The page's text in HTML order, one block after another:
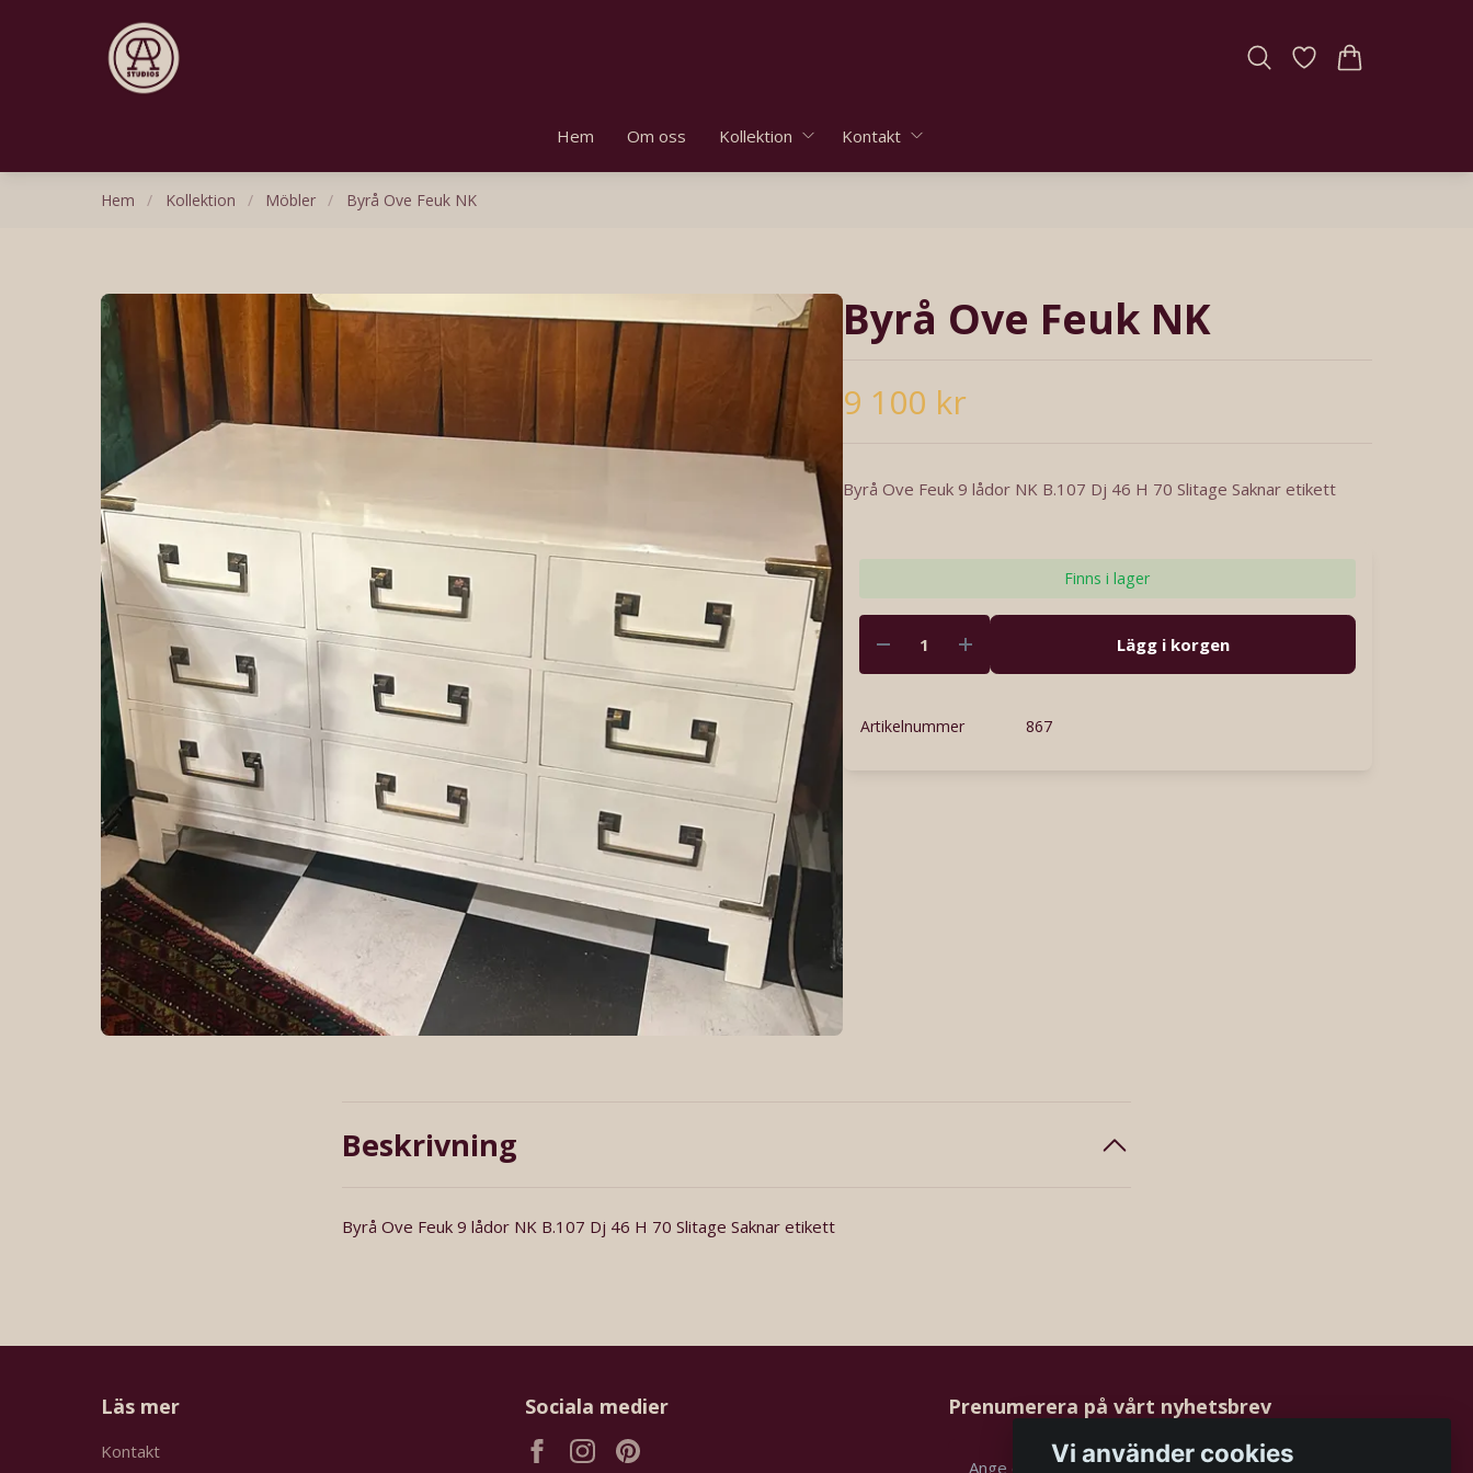
Hem Om oss Kollektion Kontakt
Hem / Kollektion / Möbler / Byrå Ove Feuk NK
Byrå Ove Feuk NK
9 100 kr
Byrå Ove Feuk 9 lådor NK B.107 Dj 46 H 70 Slitage Saknar etikett
Finns i lager
Lägg i korgen
Artikelnummer 867
Beskrivning
Byrå Ove Feuk 9 lådor NK B.107 Dj 46 H 70 Slitage Saknar etikett
Läs mer
Kontakt
Sociala medier Prenumerera på vårt nyhetsbrev
Prenumerera
Vi använder cookies